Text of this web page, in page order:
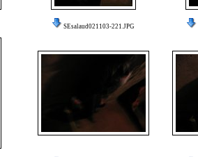
SEsalaud021103-221.JPG